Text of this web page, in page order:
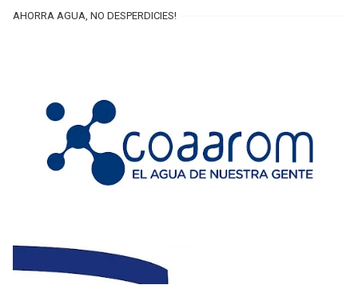
AHORRA AGUA, NO DESPERDICIES!